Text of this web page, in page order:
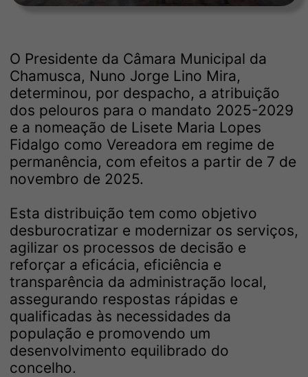
O Presidente da Câmara Municipal da
Chamusca, Nuno Jorge Lino Mira,
determinou, por despacho, a atribuição
dos pelouros para o mandato 2025-2029
e a nomeação de Lisete Maria Lopes
Fidalgo como Vereadora em regime de
permanência, com efeitos a partir de 7 de
novembro de 2025.
Esta distribuição tem como objetivo
desburocratizar e modernizar os serviços,
agilizar os processos de decisão e
reforçar a eficácia, eficiência e
transparência da administração local,
assegurando respostas rápidas e
qualificadas às necessidades da
população e promovendo um
desenvolvimento equilibrado do
concelho.